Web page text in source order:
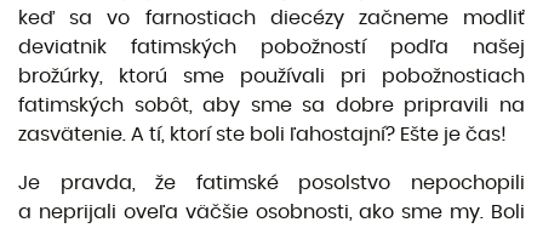
keď sa vo farnostiach diecézy začneme modliť
deviatnik fatimských pobožností podľa našej
brožúrky, ktorú sme používali pri pobožnostiach
fatimských sobôt, aby sme sa dobre pripravili na
zasvätenie. A tí, ktorí ste boli ľahostajní? Ešte je čas!
Je pravda, že fatimské posolstvo nepochopili
a neprijali oveľa väčšie osobnosti, ako sme my. Boli